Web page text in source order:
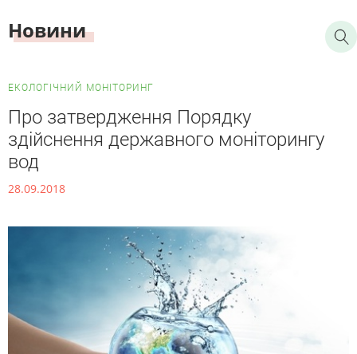
Новини
ЕКОЛОГІЧНИЙ МОНІТОРИНГ
Про затвердження Порядку
здійснення державного моніторингу
вод
28.09.2018